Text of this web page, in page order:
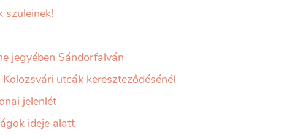
szüleinek!
jegyében Sándorfalván
utcák kereszteződésénél
jelenlét
ideje alatt